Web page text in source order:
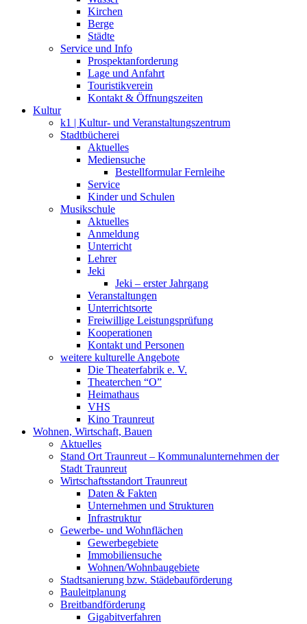
Kirchen
Berge
Städte
Service und Info
Prospektanforderung
Lage und Anfahrt
Touristikverein
Kontakt & Öffnungszeiten
Kultur
k1 | Kultur- und Veranstaltungszentrum
Stadtbücherei
Aktuelles
Mediensuche
Bestellformular Fernleihe
Service
Kinder und Schulen
Musikschule
Aktuelles
Anmeldung
Unterricht
Lehrer
Jeki
Jeki – erster Jahrgang
Veranstaltungen
Unterrichtsorte
Freiwillige Leistungsprüfung
Kooperationen
Kontakt und Personen
weitere kulturelle Angebote
Die Theaterfabrik e. V.
Theaterchen “O”
Heimathaus
VHS
Kino Traunreut
Wohnen, Wirtschaft, Bauen
Aktuelles
Stand Ort Traunreut – Kommunalunternehmen der
Stadt Traunreut
Wirtschaftsstandort Traunreut
Daten & Fakten
Unternehmen und Strukturen
Infrastruktur
Gewerbe- und Wohnflächen
Gewerbegebiete
Immobiliensuche
Wohnen/Wohnbaugebiete
Stadtsanierung bzw. Städebauförderung
Bauleitplanung
Breitbandförderung
Gigabitverfahren